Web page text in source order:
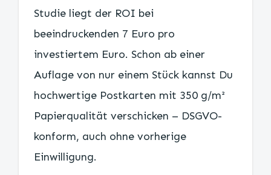
Studie liegt der ROI bei
beeindruckenden 7 Euro pro
investiertem Euro. Schon ab einer
Auflage von nur einem Stück kannst Du
hochwertige Postkarten mit 350 g/m²
Papierqualität verschicken – DSGVO-
konform, auch ohne vorherige
Einwilligung.